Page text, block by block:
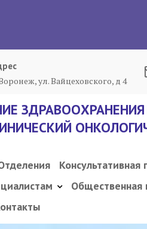
ул. Вайцеховского, д 4
Консультативная
Общественная